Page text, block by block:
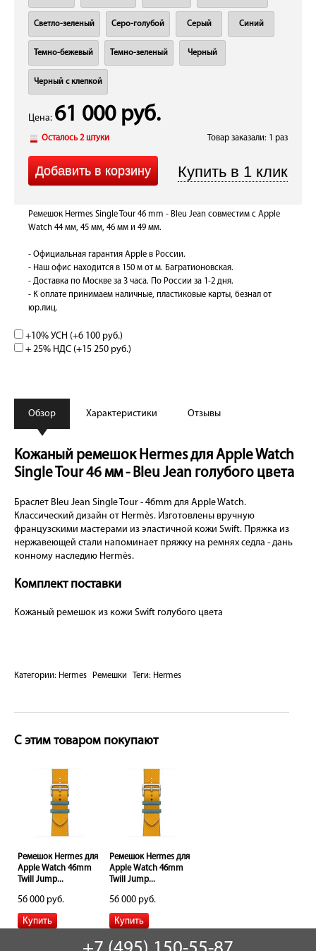
Светло-зеленый Серо-голубой Серый Синий
Темно-бежевый Темно-зеленый Черный
Черный с клепкой
Цена: 61 000 руб.
Осталось 2 штуки Товар заказали: 1 раз
Ремешок Hermes Single Tour 46 mm - Bleu Jean совместим с Apple
Watch 44 мм, 45 мм, 46 мм и 49 мм.
- Официальная гарантия Apple в России.
- Наш офис находится в 150 м от м. Багратионовская.
- Доставка по Москве за 3 часа. По России за 1-2 дня.
- К оплате принимаем наличные, пластиковые карты, безнал от
юр.лиц.
+10% УСН (+6 100 руб.)
+ 25% НДС (+15 250 руб.)
Обзор Характеристики Отзывы
Кожаный ремешок Hermes для Apple Watch
Single Tour 46 мм - Bleu Jean голубого цвета
Браслет Bleu Jean Single Tour - 46mm для Apple Watch.
Классический дизайн от Hermès. Изготовлены вручную
французскими мастерами из эластичной кожи Swift. Пряжка из
нержавеющей стали напоминает пряжку на ремнях седла - дань
конному наследию Hermès.
Комплект поставки
Кожаный ремешок из кожи Swift голубого цвета
Категории: Hermes Ремешки Теги: Hermes
С этим товаром покупают
Ремешок Hermes для
Apple Watch 46mm
Twill Jump...
56 000 руб.
Ремешок Hermes для
Apple Watch 46mm
Twill Jump...
56 000 руб.